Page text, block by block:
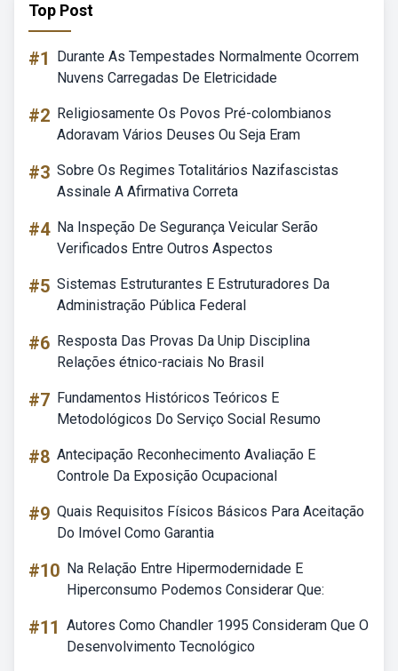
Top Post
#1
Durante As Tempestades Normalmente Ocorrem
Nuvens Carregadas De Eletricidade
#2 Religiosamente Os Povos Pré-colombianos
Adoravam Vários Deuses Ou Seja Eram
#3 Sobre Os Regimes Totalitários Nazifascistas
Assinale A Afirmativa Correta
#4 Na Inspeção De Segurança Veicular Serão
Verificados Entre Outros Aspectos
#5 Sistemas Estruturantes E Estruturadores Da
Administração Pública Federal
#6 Resposta Das Provas Da Unip Disciplina
Relações étnico-raciais No Brasil
#7 Fundamentos Históricos Teóricos E
Metodológicos Do Serviço Social Resumo
#8 Antecipação Reconhecimento Avaliação E
Controle Da Exposição Ocupacional
#9 Quais Requisitos Físicos Básicos Para Aceitação
Do Imóvel Como Garantia
#10 Na Relação Entre Hipermodernidade E
Hiperconsumo Podemos Considerar Que:
#11 Autores Como Chandler 1995 Consideram Que O
Desenvolvimento Tecnológico